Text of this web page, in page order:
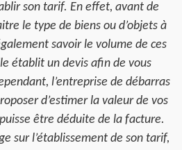
son tarif. En effet, avant de
le type de biens ou d’objets à
savoir le volume de ces
établit un devis afin de vous
l’entreprise de débarras
d’estimer la valeur de vos
être déduite de la facture.
sur l’établissement de son tarif,